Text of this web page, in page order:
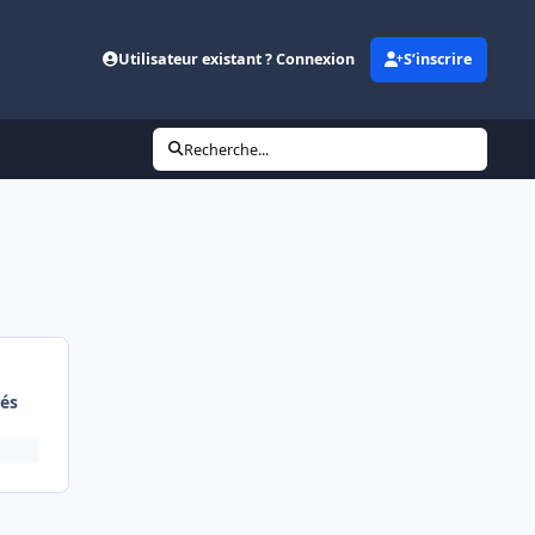
Utilisateur existant ? Connexion S’inscrire
Recherche...